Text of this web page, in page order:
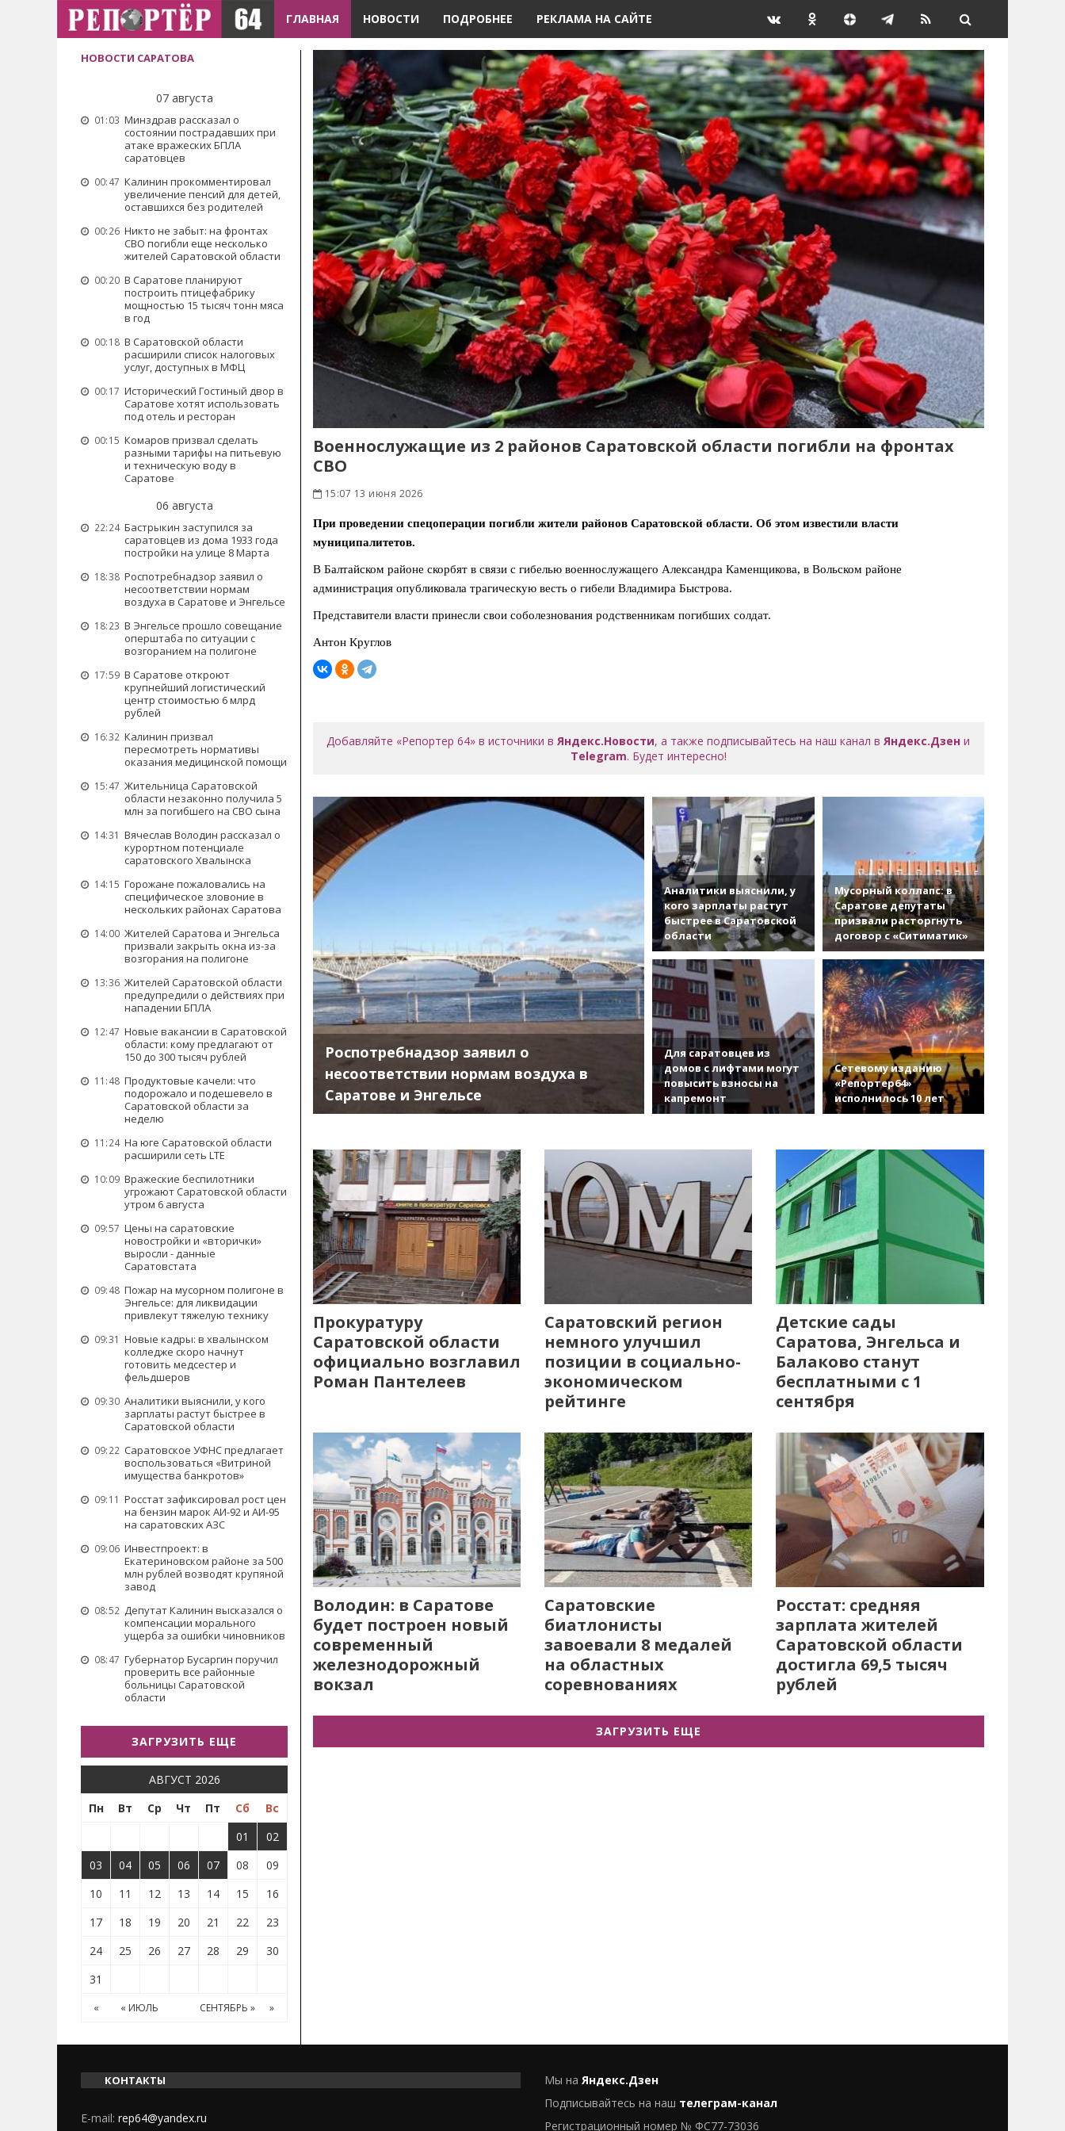
ГЛАВНАЯ НОВОСТИ ПОДРОБНЕЕ РЕКЛАМА НА САЙТЕ
НОВОСТИ САРАТОВА
07 августа
01:03 Минздрав рассказал о
состоянии пострадавших при
атаке вражеских БПЛА
саратовцев
00:47 Калинин прокомментировал
увеличение пенсий для детей,
оставшихся без родителей
00:26 Никто не забыт: на фронтах
СВО погибли еще несколько
жителей Саратовской области
00:20 В Саратове планируют
построить птицефабрику
мощностью 15 тысяч тонн мяса
в год
00:18 В Саратовской области
расширили список налоговых
услуг, доступных в МФЦ
00:17 Исторический Гостиный двор в
Саратове хотят использовать
под отель и ресторан
00:15 Комаров призвал сделать
разными тарифы на питьевую
и техническую воду в
Саратове
06 августа
22:24 Бастрыкин заступился за
саратовцев из дома 1933 года
постройки на улице 8 Марта
18:38 Роспотребнадзор заявил о
несоответствии нормам
воздуха в Саратове и Энгельсе
18:23 В Энгельсе прошло совещание
оперштаба по ситуации с
возгоранием на полигоне
17:59 В Саратове откроют
крупнейший логистический
центр стоимостью 6 млрд
рублей
16:32 Калинин призвал
пересмотреть нормативы
оказания медицинской помощи
15:47 Жительница Саратовской
области незаконно получила 5
млн за погибшего на СВО сына
14:31 Вячеслав Володин рассказал о
курортном потенциале
саратовского Хвалынска
14:15 Горожане пожаловались на
специфическое зловоние в
нескольких районах Саратова
14:00 Жителей Саратова и Энгельса
призвали закрыть окна из-за
возгорания на полигоне
13:36 Жителей Саратовской области
предупредили о действиях при
нападении БПЛА
12:47 Новые вакансии в Саратовской
области: кому предлагают от
150 до 300 тысяч рублей
11:48 Продуктовые качели: что
подорожало и подешевело в
Саратовской области за
неделю
11:24 На юге Саратовской области
расширили сеть LTE
10:09 Вражеские беспилотники
угрожают Саратовской области
утром 6 августа
09:57 Цены на саратовские
новостройки и «вторички»
выросли - данные
Саратовстата
09:48 Пожар на мусорном полигоне в
Энгельсе: для ликвидации
привлекут тяжелую технику
09:31 Новые кадры: в хвалынском
колледже скоро начнут
готовить медсестер и
фельдшеров
09:30 Аналитики выяснили, у кого
зарплаты растут быстрее в
Саратовской области
09:22 Саратовское УФНС предлагает
воспользоваться «Витриной
имущества банкротов»
09:11 Росстат зафиксировал рост цен
на бензин марок АИ-92 и АИ-95
на саратовских АЗС
09:06 Инвестпроект: в
Екатериновском районе за 500
млн рублей возводят крупяной
завод
08:52 Депутат Калинин высказался о
компенсации морального
ущерба за ошибки чиновников
08:47 Губернатор Бусаргин поручил
проверить все районные
больницы Саратовской
области
ЗАГРУЗИТЬ ЕЩЕ
АВГУСТ 2026
Пн
Вт Ср Чт Пт Сб
Вс
01
02
03
04 05 06 07 08
09
10
11 12 13 14 15
16
17
18 19 20 21 22
23
24
25 26 27 28 29
30
31
« « ИЮЛЬ СЕНТЯБРЬ » »
Военнослужащие из 2 районов Саратовской области погибли на фронтах
СВО
15:07 13 июня 2026
При проведении спецоперации погибли жители районов Саратовской области. Об этом известили власти
муниципалитетов.
В Балтайском районе скорбят в связи с гибелью военнослужащего Александра Каменщикова, в Вольском районе
администрация опубликовала трагическую весть о гибели Владимира Быстрова.
Представители власти принесли свои соболезнования родственникам погибших солдат.
Антон Круглов
Добавляйте «Репортер 64» в источники вЯндекс.Новости, а также подписывайтесь на наш канал вЯндекс.Дзен и
Telegram. Будет интересно!
Роспотребнадзор заявил о
несоответствии нормам воздуха в
Саратове и Энгельсе
Аналитики выяснили, у
кого зарплаты растут
быстрее в Саратовской
области
Мусорный коллапс: в
Саратове депутаты
призвали расторгнуть
договор с «Ситиматик»
Для саратовцев из
домов с лифтами могут
повысить взносы на
капремонт
Сетевому изданию
«Репортер64»
исполнилось 10 лет
Прокуратуру
Саратовской области
официально возглавил
Роман Пантелеев
Саратовский регион
немного улучшил
позиции в социально-
экономическом
рейтинге
Детские сады
Саратова, Энгельса и
Балаково станут
бесплатными с 1
сентября
Володин: в Саратове
будет построен новый
современный
железнодорожный
вокзал
Саратовские
биатлонисты
завоевали 8 медалей
на областных
соревнованиях
Росстат: средняя
зарплата жителей
Саратовской области
достигла 69,5 тысяч
рублей
ЗАГРУЗИТЬ ЕЩЕ
КОНТАКТЫ
E-mail: rep64@yandex.ru
Мы на Яндекс.Дзен
Подписывайтесь на наш телеграм-канал
Регистрационный номер № ФС77-73036